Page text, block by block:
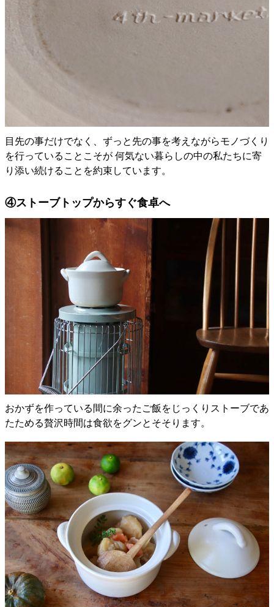
目先の事だけでなく、ずっと先の事を考えながらモノづくり
を行っていることこそが 何気ない暮らしの中の私たちに寄
り添い続けることを約束しています。
④ストーブトップからすぐ食卓へ
おかずを作っている間に余ったご飯をじっくりストーブであ
たためる贅沢時間は食欲をグンとそそります。